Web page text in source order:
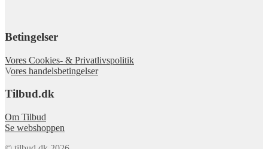
Betingelser
Vores Cookies- & Privatlivspolitik
Vores handelsbetingelser
Tilbud.dk
Om Tilbud
Se webshoppen